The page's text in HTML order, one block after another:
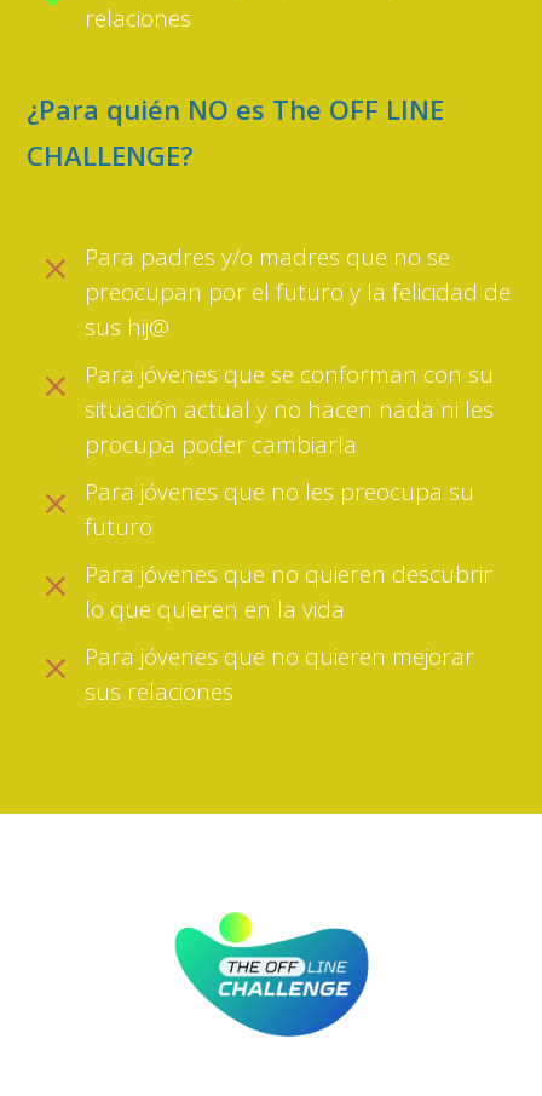
relaciones
¿Para quién NO es The OFF LINE
CHALLENGE?
Para padres y/o madres que no se
preocupan por el futuro y la felicidad de
sus hij@
Para jóvenes que se conforman con su
situación actual y no hacen nada ni les
procupa poder cambiarla
Para jóvenes que no les preocupa su
futuro
Para jóvenes que no quieren descubrir
lo que quieren en la vida
Para jóvenes que no quieren mejorar
sus relaciones